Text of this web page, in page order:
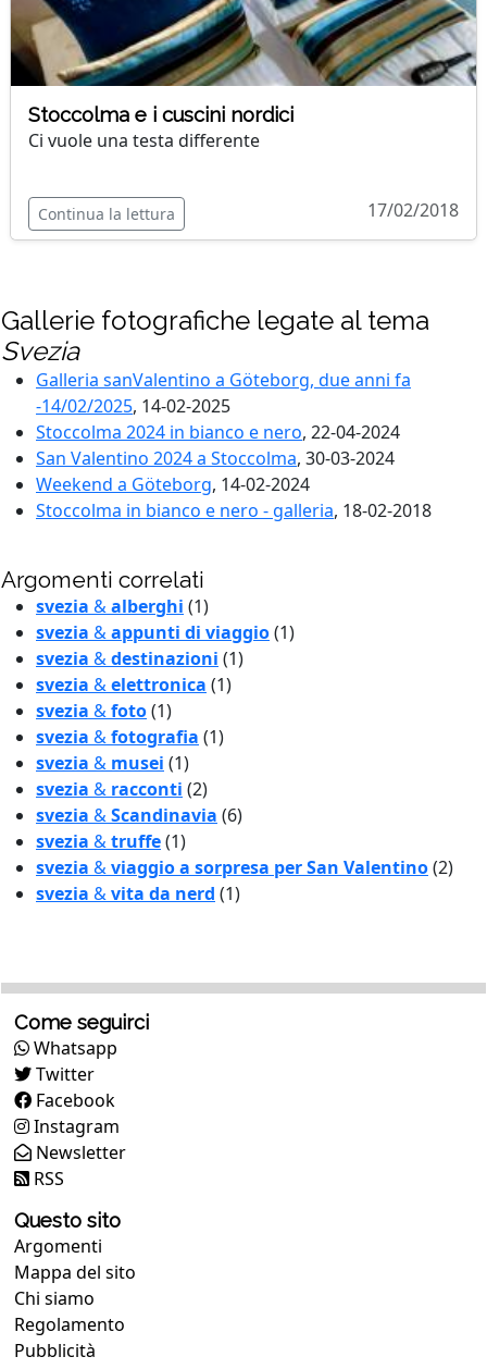
Stoccolma e i cuscini nordici
Ci vuole una testa differente
Continua la lettura 17/02/2018
Gallerie fotografiche legate al tema
Svezia
Galleria sanValentino a Göteborg, due anni fa
-14/02/2025, 14-02-2025
Stoccolma 2024 in bianco e nero, 22-04-2024
San Valentino 2024 a Stoccolma, 30-03-2024
Weekend a Göteborg, 14-02-2024
Stoccolma in bianco e nero - galleria, 18-02-2018
Argomenti correlati
svezia &alberghi (1)
svezia &appunti di viaggio(1)
svezia &destinazioni (1)
svezia &elettronica (1)
svezia &foto(1)
svezia &fotografia (1)
svezia & musei (1)
svezia & racconti (2)
svezia &Scandinavia (6)
svezia &truffe(1)
svezia &viaggio a sorpresa per San Valentino(2)
svezia &vita da nerd (1)
Come seguirci
Whatsapp
Twitter
Facebook
Instagram
Newsletter
RSS
Questo sito
Argomenti
Mappa del sito
Chi siamo
Regolamento
Pubblicità